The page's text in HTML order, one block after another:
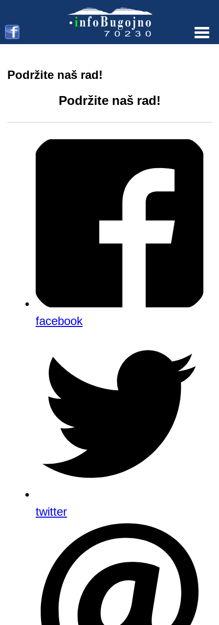
Podržite naš rad!
Podržite naš rad!
facebook
twitter